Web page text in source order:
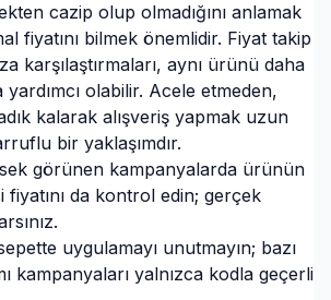
cazip olup olmadığını anlamak
fiyatını bilmek önemlidir. Fiyat takip
karşılaştırmaları, aynı ürünü daha
olabilir. Acele etmeden,
kalarak alışveriş yapmak uzun
bir yaklaşımdır.
görünen kampanyalarda ürünün
fiyatını da kontrol edin; gerçek
uygulamayı unutmayın; bazı
kampanyaları yalnızca kodla geçerli